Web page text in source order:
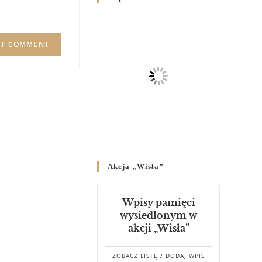
Родин
Справ Молоді та встановленя
складу Катихитичної Комісії
днях 2-12 липня 2024 р.”
Декрет єпископів
Перемисько-Варшавської
Митрополії стосовно
звершування Божественної
літургії
Akcja „Wisła”
Wpisy pamięci
wysiedlonym w
akcji „Wisła”
ZOBACZ LISTĘ / DODAJ WPIS